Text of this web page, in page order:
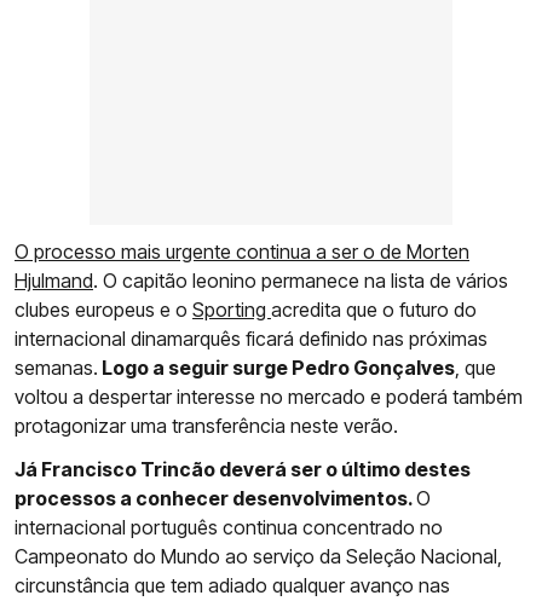
O processo mais urgente continua a ser o de Morten
Hjulmand. O capitão leonino permanece na lista de vários
clubes europeus e o Sporting acredita que o futuro do
internacional dinamarquês ficará definido nas próximas
semanas. Logo a seguir surge Pedro Gonçalves, que
voltou a despertar interesse no mercado e poderá também
protagonizar uma transferência neste verão.
Já Francisco Trincão deverá ser o último destes
processos a conhecer desenvolvimentos.O
internacional português continua concentrado no
Campeonato do Mundo ao serviço da Seleção Nacional,
circunstância que tem adiado qualquer avanço nas